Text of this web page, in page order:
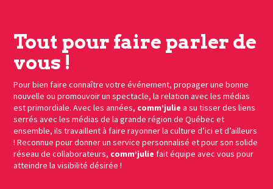
Tout pour faire parler de
vous !
Pour bien faire connaître votre événement, propager une bonne
nouvelle ou promouvoir un spectacle, la relation avec les médias
est primordiale. Avec les années, comm’julie a su tisser des liens
serrés avec les médias de la grande région de Québec et
ensemble, ils travaillent à faire rayonner la culture d’ici et d’ailleurs
! Reconnue pour donner un service personnalisé et pour son solide
réseau de collaborateurs, comm’julie fait équipe avec vous pour
atteindre la visibilité désirée !